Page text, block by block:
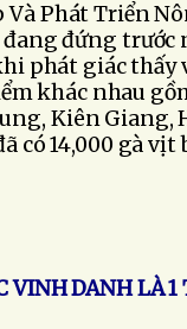
Phát Triển
đứng trước
phát giác thấy
khác nhau
Kiên Giang,
có 14,000 gà vịt
DANH LÀ 1